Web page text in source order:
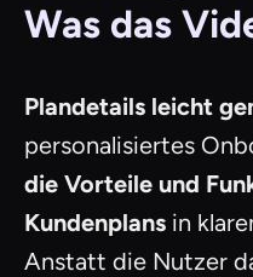
Was das
Plandetails leicht
personalisiertes
die Vorteile und
Kundenplans in
Anstatt die Nutzer